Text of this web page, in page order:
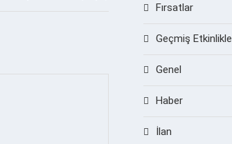
Fırsatlar
Geçmiş
Genel
Haber
İlan